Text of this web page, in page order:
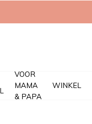
VOOR
MAMA
& PAPA
WINKEL